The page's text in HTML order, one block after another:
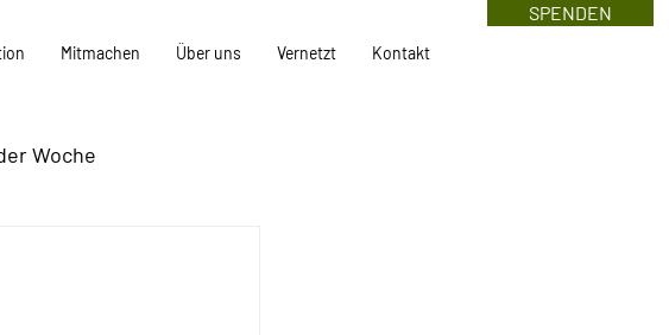
Mitmachen Über uns Vernetzt Kontakt
SPENDEN
Woche